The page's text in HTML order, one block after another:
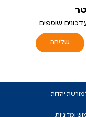
שוטפים
שליחה
למורשת יהדות
ומדיניות